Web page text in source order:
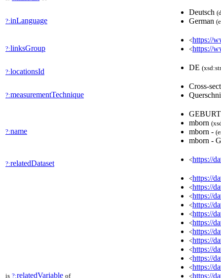
?:inLanguage
Deutsch
German
?:linksGroup
<https://
<https://
?:locationsId DE
?:measurementTechnique
Cross-
?:name
mborn
mborn -
mborn -
?:relatedDataset <https://
is ?:relatedVariable of
<https://
<https://
<https://
<https://
<https://
<https://
<https://
<https://
<https://
<https://
<https://
<https://